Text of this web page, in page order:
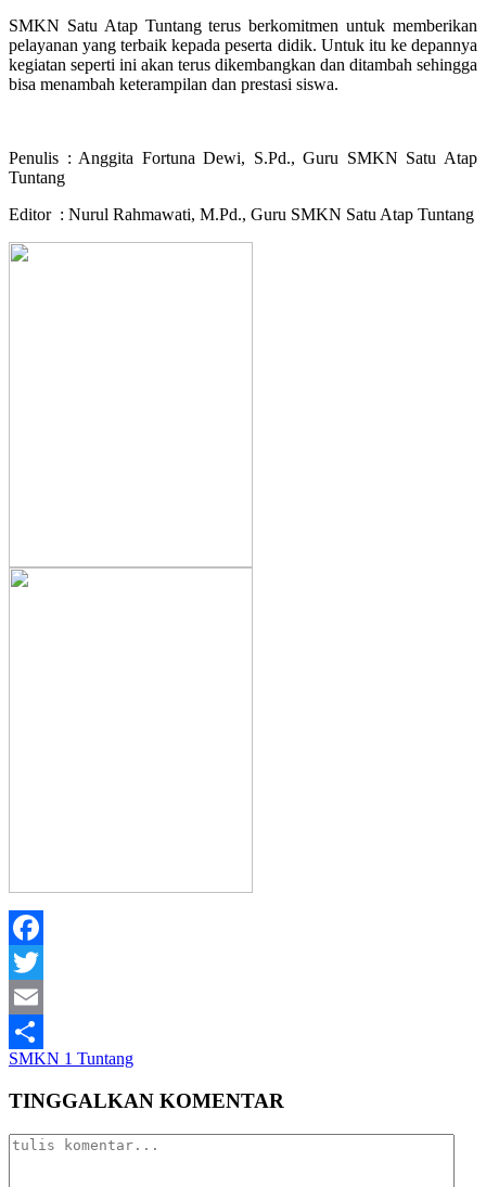
SMKN Satu Atap Tuntang terus berkomitmen untuk memberikan
pelayanan yang terbaik kepada peserta didik. Untuk itu ke depannya
kegiatan seperti ini akan terus dikembangkan dan ditambah sehingga
bisa menambah keterampilan dan prestasi siswa.
Penulis : Anggita Fortuna Dewi, S.Pd., Guru SMKN Satu Atap
Tuntang
Editor : Nurul Rahmawati, M.Pd., Guru SMKN Satu Atap Tuntang
Facebook
Twitter
Email
Share
SMKN 1 Tuntang
TINGGALKAN KOMENTAR